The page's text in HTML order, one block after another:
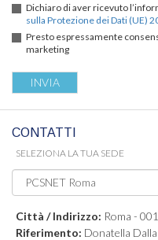
Dichiaro di aver ricevuto
sulla Protezione dei Dati (UE)
Presto espressamente
marketing
CONTATTI
SELEZIONA LA TUA SEDE
Città / Indirizzo: Roma -
Riferimento: Donatella